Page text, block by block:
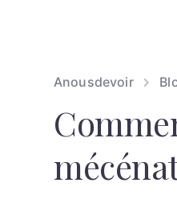
Anousdevoir